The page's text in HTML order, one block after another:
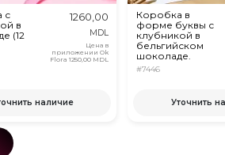
с
в
(12
1260,00
MDL
Цена в
приложении Ok
Flora 1250,00 MDL
наличие
Коробка в
форме буквы с
клубникой в
бельгийском
шоколаде.
#7446
Уточнить